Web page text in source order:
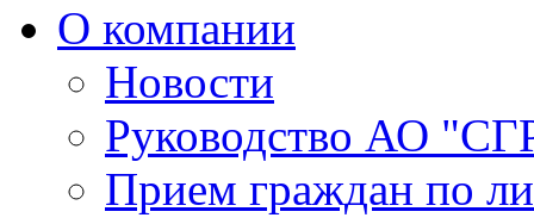
О компании
Новости
Руководство АО
Прием граждан по